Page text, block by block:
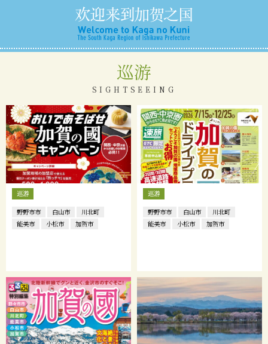
巡游
SIGHTSEEING
巡游
野野市市 白山市
川北町
能美市
小松市 加贺市
巡游
野野市市 白山市
川北町
能美市
小松市 加贺市